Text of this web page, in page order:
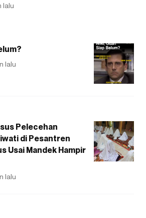
lalu
lalu
Pelecehan
di Pesantren
Usai Mandek Hampir
lalu